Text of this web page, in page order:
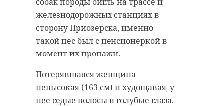
железнодорожных станциях в
сторону Приозерска, именно
такой пес был с пенсионеркой в
момент их пропажи.
Потерявшаяся женщина
невысокая (163 см) и худощавая, у
нее седые волосы и голубые глаза.
Реставрируют уникальные
витражи в морском стиле.
Впереди шпаклевка дома,
утепление пенькой,
противопожарная обработка.
больше узнали о жизни Анны. В
этом году бельгийские архивы
рассекретят документы 100-
летней давности и, может тогда,
Анны Беквор и других бельгийцев
в Сосновом Бору.